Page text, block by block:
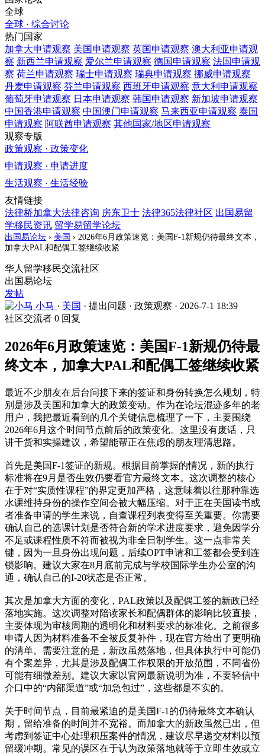
全球
全球 · 综合讨论
热门国家
加拿大申请观察 美国申请观察 英国申请观察 澳大利亚申请观
察 新西兰申请观察 爱尔兰申请观察 德国申请观察 法国申请观
察 荷兰申请观察 瑞士申请观察 瑞典申请观察 挪威申请观察
丹麦申请观察 芬兰申请观察 西班牙申请观察 意大利 申请观察
葡萄牙申请观察 日本申请观察 韩国申请观察 新加坡申请观察
中国香港申请观察 中国澳门申请观察 马来西亚申请观察 泰国
申请观察 阿联酋申请观察 其他国家/地区申请观察
观察专版
政策观察 · 政策变化
申请观察 · 申请进度
生活观察 · 生活经验
友情链接
法律桥加拿大法律咨询 房东卫士 法律365法律社区 出国易留
学移民资讯 留学易留学论坛
出国易论坛 › 美国 › 2026年6月政策速览：美国F-1新规仍待最终文本，
加拿大PAL和配偶工签继续收紧
华人留学移民交流社区
出国易论坛
发帖
小马 · 美国 · 提出问题 · 政策观察 · 2026-7-1 18:39
社区交流者 0 回复
2026年6月政策速览：美国F-1新规仍待最
终文本，加拿大PAL和配偶工签继续收紧
最近不少朋友在后台问接下来的签证和身份转换怎么规划，特
别是涉及美国和加拿大的政策变动。作为在论坛混迹多年的老
用户，我把最近看到的几个关键信息梳理了一下，主要围绕
2026年6月这个时间节点前后的政策变化。这里没有废话，只
讲干货和实操建议，希望能帮正在焦虑的朋友理清思路。
首先是美国F-1签证的新规。根据目前掌握的情况，新的执行
标准将在9月是否生效仍要看官方最终文本。这次调整的核心
在于对“实质性课程”的界定更加严格，这意味着以往那种靠选
水课维持身份的操作空间会被大幅压缩。对于正在美国读书或
者准备申请的学生来说，自查课程列表变得至关重要。你需要
确认自己的选课计划是否符合新的学术进度要求，避免因学分
不足或课程性质不符而被视为非全日制学生。这一点非常关
键，因为一旦身份出现问题，后续OPT申请和工签都会受到连
锁影响。建议大家在8月底前完成与学校国际学生办公室的沟
通，确认自己的I-20状态是否正常。
其次是加拿大方面的变化，PAL政策以及配偶工签的新政已经
落地实施。这次调整对陪读家长和配偶群体的影响比较直接，
主要体现为审核周期的透明化和材料要求的标准化。之前很多
申请人因为材料准备不全被反复补件，现在官方给出了更明确
的清单。需要注意的是，新政虽然落地，但具体执行中可能仍
有个案差异，尤其是涉及配偶工作权限的开放范围，不同省份
可能有细微差别。建议大家以官网最新说明为准，不要轻信中
介口中的“内部渠道”或“加急包过”，这些都是不实的。
关于时间节点，目前最紧迫的是美国F-1的仍待最终文本确认
期，留给准备的时间并不宽裕。而加拿大的新政虽然已出，但
考虑到签证中心处理积压案件的情况，建议尽早递交材料以预
留缓冲期。常见的误区在于认为政策落地就等于立即生效或立